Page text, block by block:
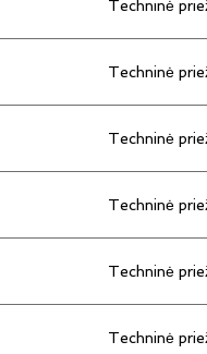
Techninė
Techninė
Techninė
Techninė
Techninė
Techninė